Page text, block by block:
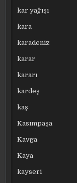
kar yağışı
kara
karadeniz
karar
kararı
kardeş
kaş
Kasımpaşa
Kavga
Kaya
kayseri